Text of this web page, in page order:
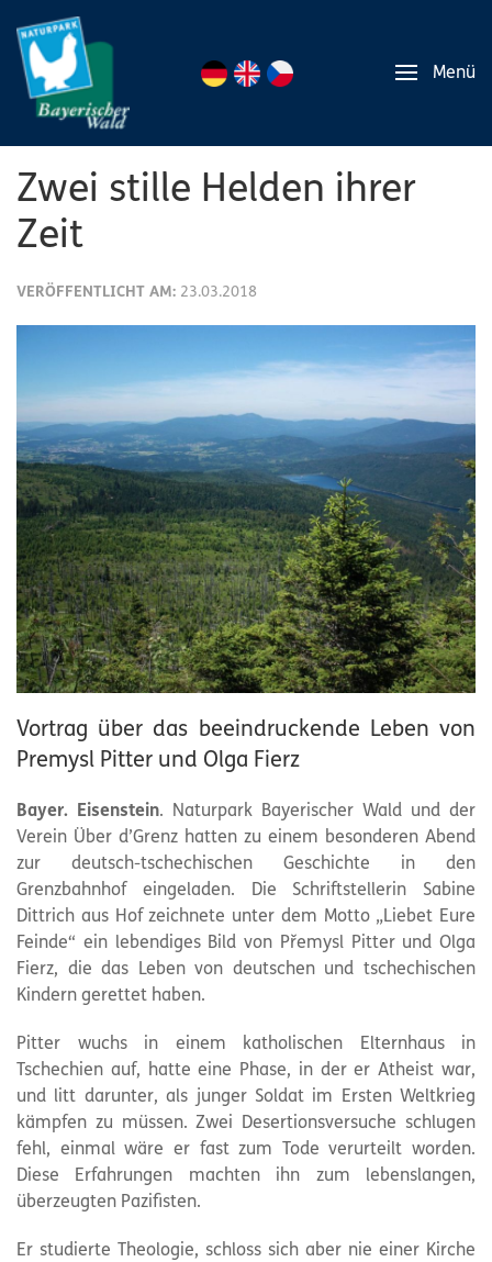
Menü
Zwei stille Helden ihrer
Zeit
VERÖFFENTLICHT AM: 23.03.2018
Vortrag über das beeindruckende Leben von
Premysl Pitter und Olga Fierz
Bayer. Eisenstein. Naturpark Bayerischer Wald und der
Verein Über d’Grenz hatten zu einem besonderen Abend
zur deutsch-tschechischen Geschichte in den
Grenzbahnhof eingeladen. Die Schriftstellerin Sabine
Dittrich aus Hof zeichnete unter dem Motto „Liebet Eure
Feinde“ ein lebendiges Bild von Přemysl Pitter und Olga
Fierz, die das Leben von deutschen und tschechischen
Kindern gerettet haben.
Pitter wuchs in einem katholischen Elternhaus in
Tschechien auf, hatte eine Phase, in der er Atheist war,
und litt darunter, als junger Soldat im Ersten Weltkrieg
kämpfen zu müssen. Zwei Desertionsversuche schlugen
fehl, einmal wäre er fast zum Tode verurteilt worden.
Diese Erfahrungen machten ihn zum lebenslangen,
überzeugten Pazifisten.
Er studierte Theologie, schloss sich aber nie einer Kirche